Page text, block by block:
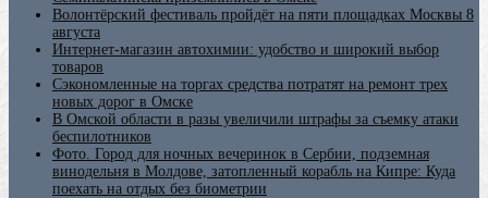
Волонтёрский фестиваль пройдёт на пяти площадках Москвы 8
августа
Интернет-магазин автохимии: удобство и широкий выбор
товаров
Сэкономленные на торгах средства потратят на ремонт трех
новых дорог в Омске
В Омской области в разы увеличили штрафы за съемку атаки
беспилотников
Фото. Город для ночных вечеринок в Сербии, подземная
винодельня в Молдове, затопленный корабль на Кипре: Куда
поехать на отдых без биометрии